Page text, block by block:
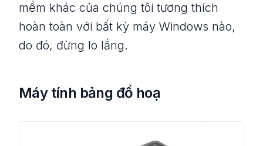
mềm khác của chúng tôi tương thích
hoàn toàn với bất kỳ máy Windows nào,
do đó, đừng lo lắng.
Máy tính bảng đồ hoạ